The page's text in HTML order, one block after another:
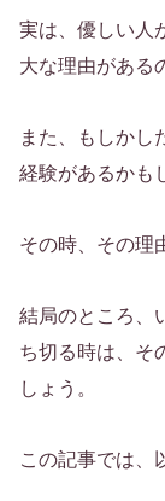
実は、優しい人
大な理由がある
また、もしかし
経験があるかも
その時、その理
結局のところ、
ち切る時は、そ
しょう。
この記事では、